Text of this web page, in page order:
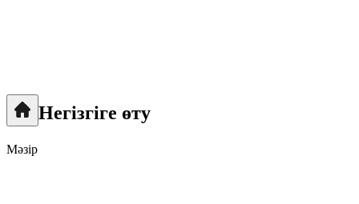
Негізгіге өту
Мәзір